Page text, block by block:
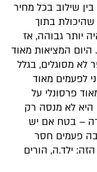
שילוב בכל מחיר
שהיכולת בתוך
יותר גבוהה, אז
היום המציאות מאוד
מסוגלים, בגלל
לפעמים מאוד
פרסונלי על
היא לא מנסה רק
– בטח אם יש
פעמים חסר
ילד.ה, הורים